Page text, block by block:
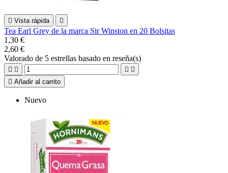
 Vista rápida 
Tea Earl Grey de la marca Sir Winston en 20 Bolsitas
1,30 €
2,60 €
Valorado de 5 estrellas basado en reseña(s)
   
 Añadir al carrito
Nuevo